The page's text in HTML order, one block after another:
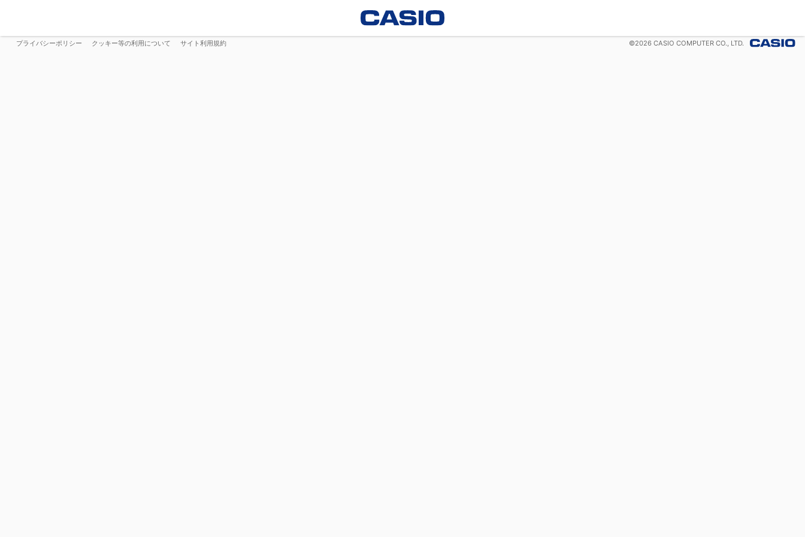
プライバシーポリシー クッキー等の利用について サイト利用規約 ©2026 CASIO COMPUTER CO., LTD.